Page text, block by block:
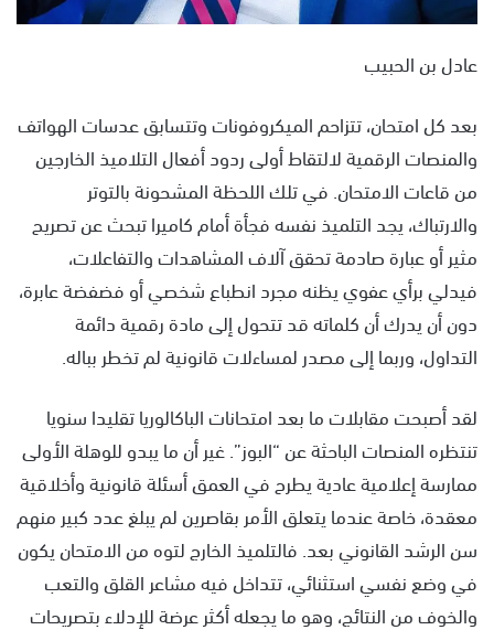
و
عادل بن الحبيب
بعد كل امتحان، تتزاحم الميكروفونات وتتسابق عدسات الهواتف
والمنصات الرقمية لالتقاط أولى ردود أفعال التلاميذ الخارجين
من قاعات الامتحان. في تلك اللحظة المشحونة بالتوتر
والارتباك، يجد التلميذ نفسه فجأة أمام كاميرا تبحث عن تصريح
مثير أو عبارة صادمة تحقق آلاف المشاهدات والتفاعلات،
فيدلي برأي عفوي يظنه مجرد انطباع شخصي أو فضفضة عابرة،
دون أن يدرك أن كلماته قد تتحول إلى مادة رقمية دائمة
التداول، وربما إلى مصدر لمساءلات قانونية لم تخطر بباله.
لقد أصبحت مقابلات ما بعد امتحانات الباكالوريا تقليدا سنويا
تنتظره المنصات الباحثة عن “البوز”. غير أن ما يبدو للوهلة الأولى
ممارسة إعلامية عادية يطرح في العمق أسئلة قانونية وأخلاقية
معقدة، خاصة عندما يتعلق الأمر بقاصرين لم يبلغ عدد كبير منهم
سن الرشد القانوني بعد. فالتلميذ الخارج لتوه من الامتحان يكون
في وضع نفسي استثنائي، تتداخل فيه مشاعر القلق والتعب
والخوف من النتائج، وهو ما يجعله أكثر عرضة للإدلاء بتصريحات